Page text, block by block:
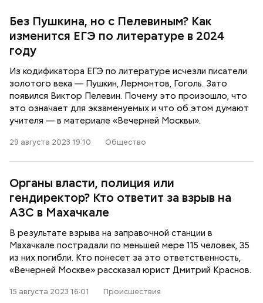
Без Пушкина, но с Пелевиным? Как
изменится ЕГЭ по литературе в 2024
году
Из кодификатора ЕГЭ по литературе исчезли писатели
золотого века — Пушкин, Лермонтов, Гоголь. Зато
появился Виктор Пелевин. Почему это произошло, что
это означает для экзаменуемых и что об этом думают
учителя — в материале «Вечерней Москвы».
29 августа 2023 19:10 Общество
Органы власти, полиция или
гендиректор? Кто ответит за взрыв на
АЗС в Махачкале
В результате взрыва на заправочной станции в
Махачкале пострадали по меньшей мере 115 человек, 35
из них погибли. Кто понесет за это ответственность,
«Вечерней Москве» рассказал юрист Дмитрий Краснов.
15 августа 2023 16:01 Происшествия